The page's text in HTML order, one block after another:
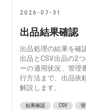
2026-07-31
出品結果確認
出品処理の結果を確
出品とCSV出品の2
ーの適用状況、管理
行方法まで、出品依
解説します。
結果確認 CSV